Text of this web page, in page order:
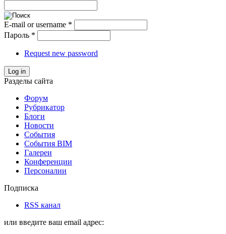
E-mail or username *
Пароль *
Request new password
Log in
Разделы сайта
Форум
Рубрикатор
Блоги
Новости
События
События BIM
Галереи
Конференции
Персоналии
Подписка
RSS канал
или введите ваш email адрес: